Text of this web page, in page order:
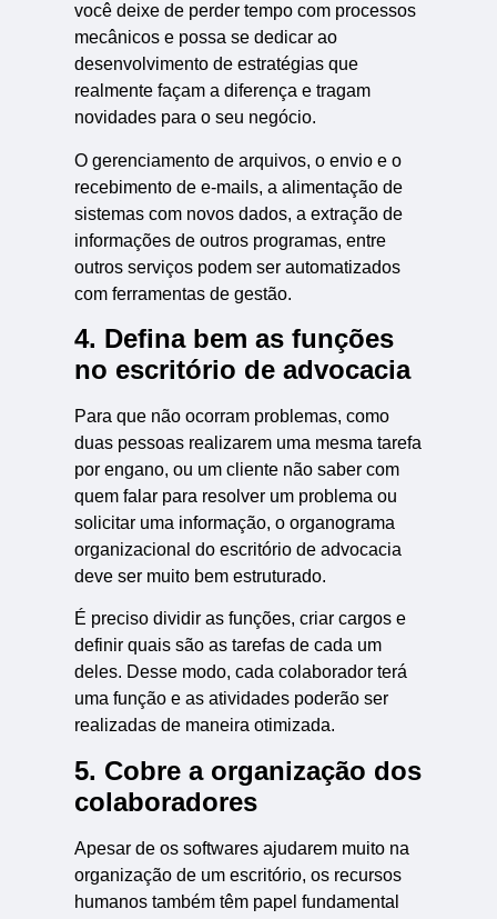
você deixe de perder tempo com processos
mecânicos e possa se dedicar ao
desenvolvimento de estratégias que
realmente façam a diferença e tragam
novidades para o seu negócio.
O gerenciamento de arquivos, o envio e o
recebimento de e-mails, a alimentação de
sistemas com novos dados, a extração de
informações de outros programas, entre
outros serviços podem ser automatizados
com ferramentas de gestão.
4. Defina bem as funções
no escritório de advocacia
Para que não ocorram problemas, como
duas pessoas realizarem uma mesma tarefa
por engano, ou um cliente não saber com
quem falar para resolver um problema ou
solicitar uma informação, o organograma
organizacional do escritório de advocacia
deve ser muito bem estruturado.
É preciso dividir as funções, criar cargos e
definir quais são as tarefas de cada um
deles. Desse modo, cada colaborador terá
uma função e as atividades poderão ser
realizadas de maneira otimizada.
5. Cobre a organização dos
colaboradores
Apesar de os softwares ajudarem muito na
organização de um escritório, os recursos
humanos também têm papel fundamental